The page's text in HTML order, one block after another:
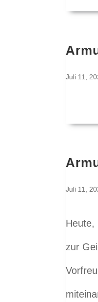
Juli 11,
Juli 11,
Heute,
zur